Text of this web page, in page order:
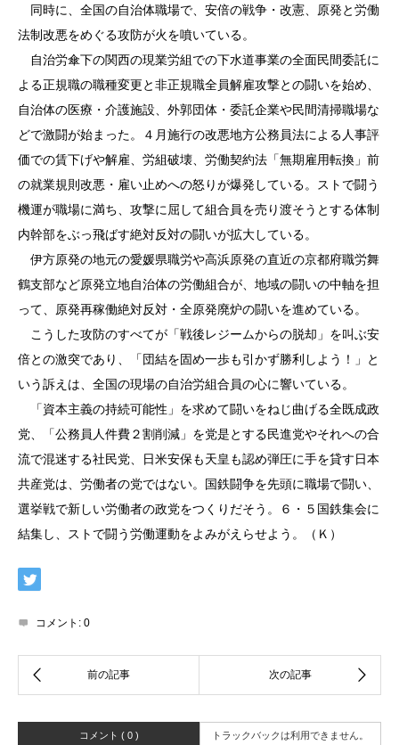
同時に、全国の自治体職場で、安倍の戦争・改憲、原発と労働
法制改悪をめぐる攻防が火を噴いている。
自治労傘下の関西の現業労組での下水道事業の全面民間委託に
よる正規職の職種変更と非正規職全員解雇攻撃との闘いを始め、
自治体の医療・介護施設、外郭団体・委託企業や民間清掃職場な
どで激闘が始まった。４月施行の改悪地方公務員法による人事評
価での賃下げや解雇、労組破壊、労働契約法「無期雇用転換」前
の就業規則改悪・雇い止めへの怒りが爆発している。ストで闘う
機運が職場に満ち、攻撃に屈して組合員を売り渡そうとする体制
内幹部をぶっ飛ばす絶対反対の闘いが拡大している。
伊方原発の地元の愛媛県職労や高浜原発の直近の京都府職労舞
鶴支部など原発立地自治体の労働組合が、地域の闘いの中軸を担
って、原発再稼働絶対反対・全原発廃炉の闘いを進めている。
こうした攻防のすべてが「戦後レジームからの脱却」を叫ぶ安
倍との激突であり、「団結を固め一歩も引かず勝利しよう！」と
いう訴えは、全国の現場の自治労組合員の心に響いている。
「資本主義の持続可能性」を求めて闘いをねじ曲げる全既成政
党、「公務員人件費２割削減」を党是とする民進党やそれへの合
流で混迷する社民党、日米安保も天皇も認め弾圧に手を貸す日本
共産党は、労働者の党ではない。国鉄闘争を先頭に職場で闘い、
選挙戦で新しい労働者の政党をつくりだそう。６・５国鉄集会に
結集し、ストで闘う労働運動をよみがえらせよう。（Ｋ）
コメント: 0
コメント ( 0 ) トラックバックは利用できません。